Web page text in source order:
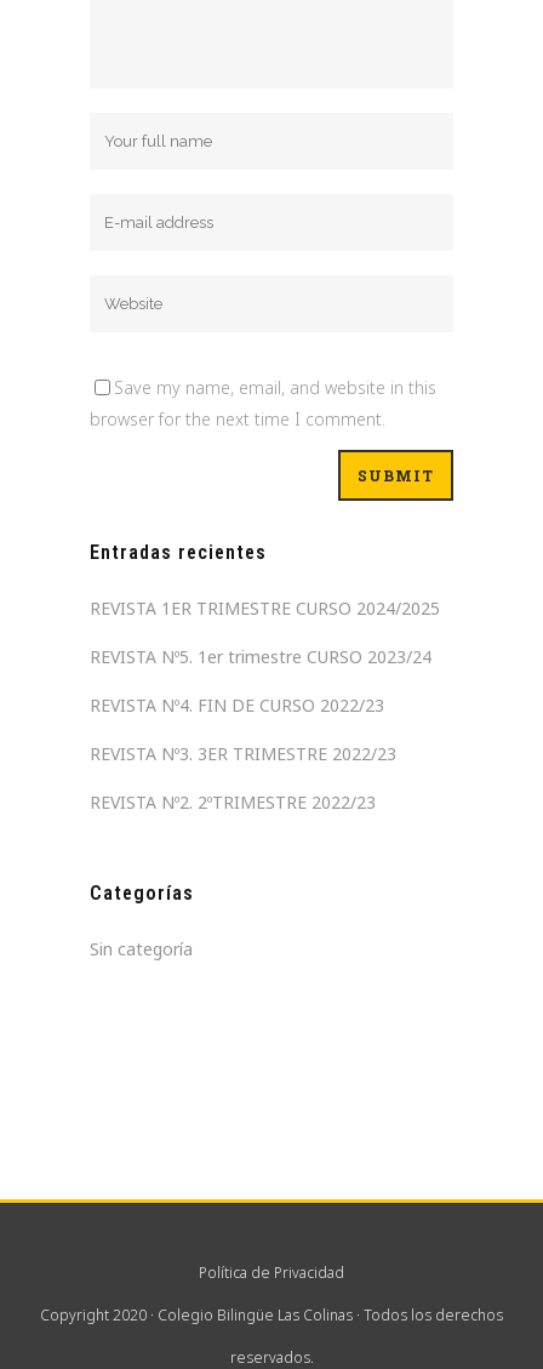
Save my name, email, and website in this
browser for the next time I comment.
Entradas recientes
REVISTA 1ER TRIMESTRE CURSO 2024/2025
REVISTA Nº5. 1er trimestre CURSO 2023/24
REVISTA Nº4. FIN DE CURSO 2022/23
REVISTA Nº3. 3ER TRIMESTRE 2022/23
REVISTA Nº2. 2ºTRIMESTRE 2022/23
Categorías
Sin categoría
Política de Privacidad
Copyright 2020 · Colegio Bilingüe Las Colinas · Todos los derechos
reservados.